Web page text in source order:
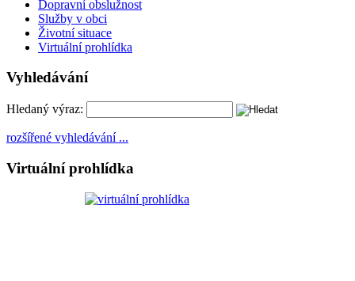
Dopravní obslužnost
Služby v obci
Životní situace
Virtuální prohlídka
Vyhledávání
Hledaný výraz:
rozšířené vyhledávání ...
Virtuální prohlídka